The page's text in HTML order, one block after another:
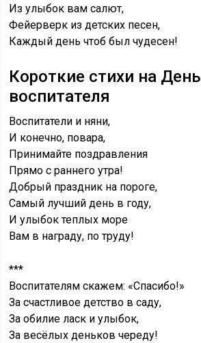
Из улыбок вам салют,
Фейерверк из детских песен,
Каждый день чтоб был чудесен!
Короткие стихи на День
воспитателя
Воспитатели и няни,
И конечно, повара,
Принимайте поздравления
Прямо с раннего утра!
Добрый праздник на пороге,
Самый лучший день в году,
И улыбок теплых море
Вам в награду, по труду!
***
Воспитателям скажем: «Спасибо!»
За счастливое детство в саду,
За обилие ласк и улыбок,
За весёлых деньков череду!